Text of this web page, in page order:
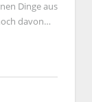
Dinge aus
davon…